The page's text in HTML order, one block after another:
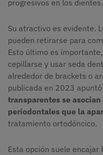
progresivos en los dientes.
Su atractivo es evidente.
pueden retirarse para
Esto último es
cepillarse y usar seda
alrededor de brackets o
publicada en 2023 apuntó
transparentes se
periodontales que la
tratamiento ortodóncico.
Esta opción suele encajar